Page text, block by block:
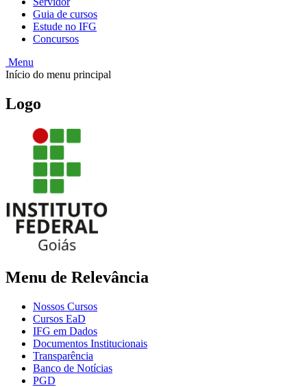
Guia de cursos
Estude no IFG
Concursos
Menu
Início do menu principal
Logo
Menu de Relevância
Nossos Cursos
Cursos EaD
IFG em Dados
Documentos Institucionais
Transparência
Banco de Notícias
PGD